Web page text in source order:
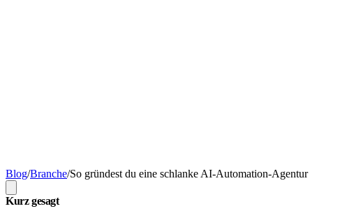
Blog/Branche/So gründest du eine schlanke AI-Automation-Agentur
Kurz gesagt